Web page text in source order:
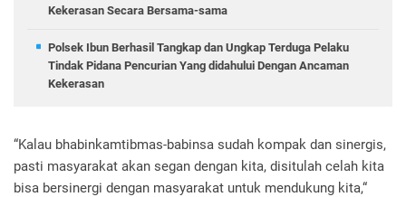
Kekerasan Secara Bersama-sama
Polsek Ibun Berhasil Tangkap dan Ungkap Terduga Pelaku
Tindak Pidana Pencurian Yang didahului Dengan Ancaman
Kekerasan
“Kalau bhabinkamtibmas-babinsa sudah kompak dan sinergis,
pasti masyarakat akan segan dengan kita, disitulah celah kita
bisa bersinergi dengan masyarakat untuk mendukung kita,“